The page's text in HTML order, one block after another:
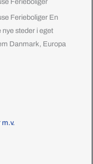
Ferieboliger
Ferieboliger En
nye steder i eget
Danmark, Europa